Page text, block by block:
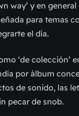
way’ y en
para temas
el día.
‘de colección’
por álbum
de sonido, las
pecar de snob.